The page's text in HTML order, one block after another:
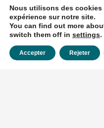
plongeon.
Nous utilisons des
expérience sur notre site.
You can find out more
switch them off in settings.
Accepter Rejeter